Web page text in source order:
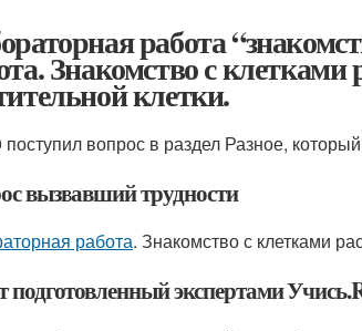
работа
Знакомство с клетками
клетки.
поступил вопрос в раздел Разное,
вызвавший трудности
работа. Знакомство с клетками
подготовленный экспертами